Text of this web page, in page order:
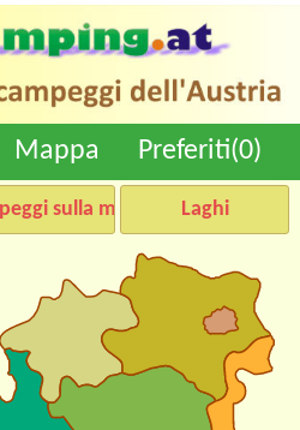
Mappa Preferiti(0)
sulla mappa Laghi